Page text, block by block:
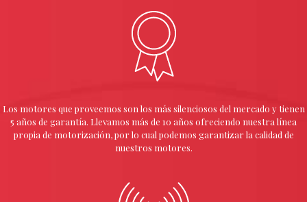
Los motores que proveemos son los más silenciosos del mercado y tienen
5 años de garantía. Llevamos más de 10 años ofreciendo nuestra línea
propia de motorización, por lo cual podemos garantizar la calidad de
nuestros motores.